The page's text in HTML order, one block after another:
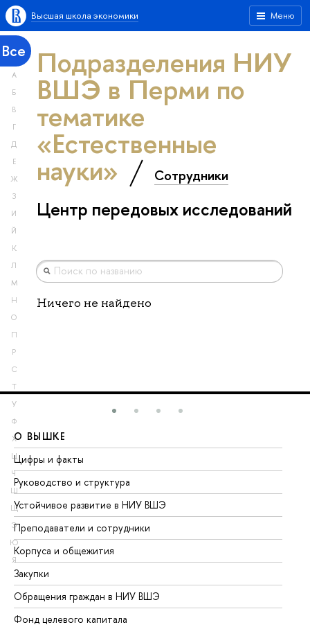
Меню
Высшая школа экономики
Все
А
Б
В
Г
Д
Е
Ж
З
И
Й
К
Л
М
Н
О
П
Р
С
Т
У
Ф
Х
Ц
Ч
Ш
Щ
Э
Ю
Я
Подразделения НИУ
ВШЭ в Перми по
тематике
«Естественные
науки» Сотрудники
Центр передовых исследований
Ничего не найдено
О ВЫШКЕ
Цифры и факты
Руководство и структура
Устойчивое развитие в НИУ ВШЭ
Преподаватели и сотрудники
Корпуса и общежития
Закупки
Обращения граждан в НИУ ВШЭ
Фонд целевого капитала